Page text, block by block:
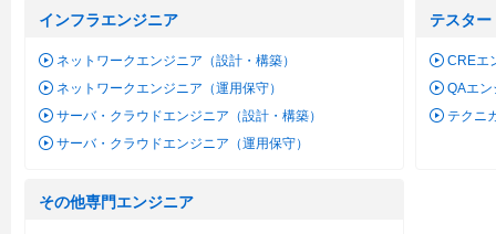
インフラエンジニア
ネットワークエンジニア（設計・構築）
ネットワークエンジニア（運用保守）
サーバ・クラウドエンジニア（設計・構築）
サーバ・クラウドエンジニア（運用保守）
テスタ
CREエ
QAエ
テクニ
その他専門エンジニア